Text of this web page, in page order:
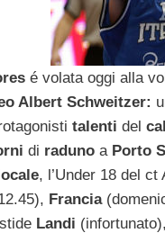
é volata oggi alla
Albert Schweitzer:
talenti del
di raduno a Porto
, l’Under 18 del ct
Francia
Landi